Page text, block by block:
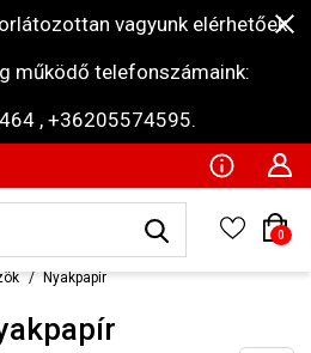
vagyunk elérhetőek
működő telefonszámaink:
, +36205574595.
0
Nyakpapír